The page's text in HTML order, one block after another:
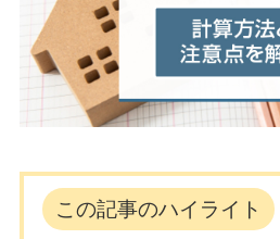
この記事のハイライト